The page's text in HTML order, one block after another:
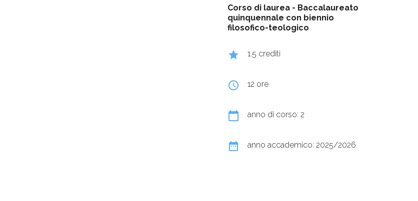
Corso di laurea - Baccalaureato
quinquennale con biennio
filosofico-teologico
grade 1.5 crediti
query_builder 12 ore
calendar_today anno di corso: 2
date_range anno accademico: 2025/2026